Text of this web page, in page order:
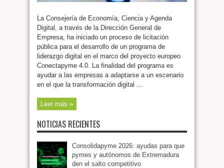
La Consejería de Economía, Ciencia y Agenda
Digital, a través de la Dirección General de
Empresa, ha iniciado un proceso de licitación
pública para el desarrollo de un programa de
liderazgo digital en el marco del proyecto europeo
Conectapyme 4.0. La finalidad del programa es
ayudar a las empresas a adaptarse a un escenario
en el que la transformación digital ...
Leer más »
NOTICIAS RECIENTES
Consolidapyme 2026: ayudas para que
pymes y autónomos de Extremadura
den el salto competitivo